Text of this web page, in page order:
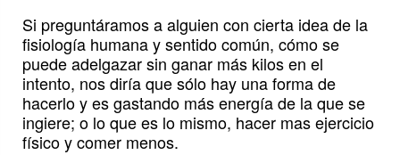
Si preguntáramos a alguien con cierta idea de la
fisiología humana y sentido común, cómo se
puede adelgazar sin ganar más kilos en el
intento, nos diría que sólo hay una forma de
hacerlo y es gastando más energía de la que se
ingiere; o lo que es lo mismo, hacer mas ejercicio
físico y comer menos.